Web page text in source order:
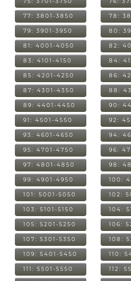
77: 3801-3850 78:
79: 3901-3950 80:
81: 4001-4050 82:
83: 4101-4150 84:
85: 4201-4250 86:
87: 4301-4350 88:
89: 4401-4450 90:
91: 4501-4550 92:
93: 4601-4650 94:
95: 4701-4750 96:
97: 4801-4850 98:
99: 4901-4950 100:
101: 5001-5050 102:
103: 5101-5150 104:
105: 5201-5250 106:
107: 5301-5350 108:
109: 5401-5450 110:
111: 5501-5550 112: